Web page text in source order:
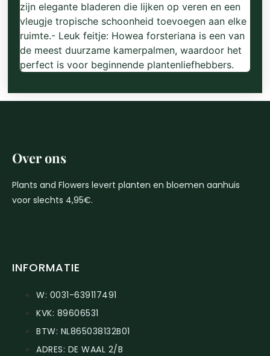
zijn elegante bladeren die lijken op veren en een
vleugje tropische schoonheid toevoegen aan elke
ruimte.- Leuk feitje: Howea forsteriana is een van
de meest duurzame kamerpalmen, waardoor het
perfect is voor beginnende plantenliefhebbers.
Over ons
Plants and Flowers levert planten en bloemen aanhuis
voor slechts 4,95€.
INFORMATIE
W: 0031-639117491
KVK: 89606531
BTW: NL865038132B01
ADRES: DE WAAL 2/B